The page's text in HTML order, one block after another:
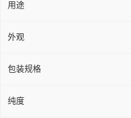
用途
外观
包装规格
纯度